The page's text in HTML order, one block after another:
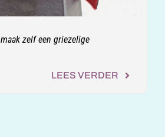
zelf een griezelige
LEES VERDER